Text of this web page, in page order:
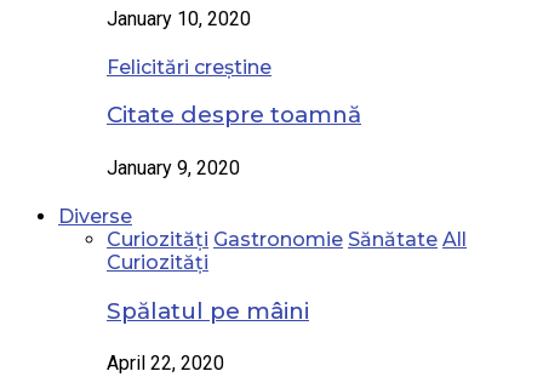
January 10, 2020
Felicitări creștine
Citate despre toamnă
January 9, 2020
Diverse
Curiozități Gastronomie Sănătate All
Curiozități
Spălatul pe mâini
April 22, 2020